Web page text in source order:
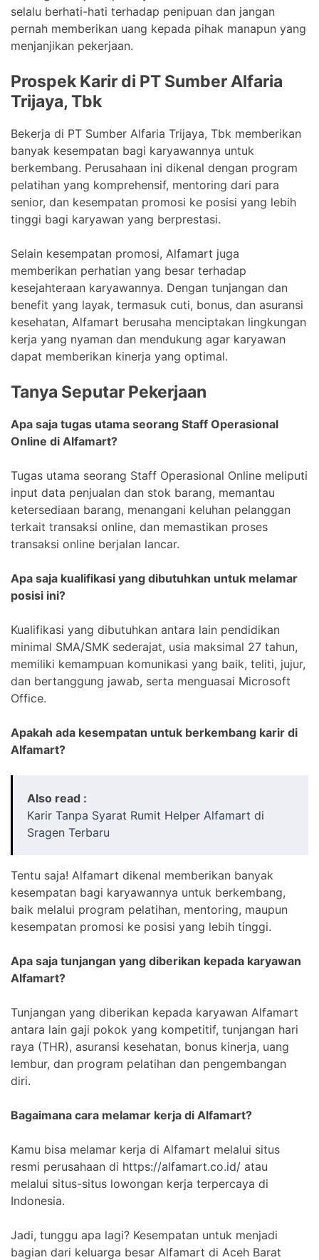
selalu berhati-hati terhadap penipuan dan jangan
pernah memberikan uang kepada pihak manapun yang
menjanjikan pekerjaan.
Prospek Karir di PT Sumber Alfaria
Trijaya, Tbk
Bekerja di PT Sumber Alfaria Trijaya, Tbk memberikan
banyak kesempatan bagi karyawannya untuk
berkembang. Perusahaan ini dikenal dengan program
pelatihan yang komprehensif, mentoring dari para
senior, dan kesempatan promosi ke posisi yang lebih
tinggi bagi karyawan yang berprestasi.
Selain kesempatan promosi, Alfamart juga
memberikan perhatian yang besar terhadap
kesejahteraan karyawannya. Dengan tunjangan dan
benefit yang layak, termasuk cuti, bonus, dan asuransi
kesehatan, Alfamart berusaha menciptakan lingkungan
kerja yang nyaman dan mendukung agar karyawan
dapat memberikan kinerja yang optimal.
Tanya Seputar Pekerjaan
Apa saja tugas utama seorang Staff Operasional
Online di Alfamart?
Tugas utama seorang Staff Operasional Online meliputi
input data penjualan dan stok barang, memantau
ketersediaan barang, menangani keluhan pelanggan
terkait transaksi online, dan memastikan proses
transaksi online berjalan lancar.
Apa saja kualifikasi yang dibutuhkan untuk melamar
posisi ini?
Kualifikasi yang dibutuhkan antara lain pendidikan
minimal SMA/SMK sederajat, usia maksimal 27 tahun,
memiliki kemampuan komunikasi yang baik, teliti, jujur,
dan bertanggung jawab, serta menguasai Microsoft
Office.
Apakah ada kesempatan untuk berkembang karir di
Alfamart?
Also read :
Karir Tanpa Syarat Rumit Helper Alfamart di
Sragen Terbaru
Tentu saja! Alfamart dikenal memberikan banyak
kesempatan bagi karyawannya untuk berkembang,
baik melalui program pelatihan, mentoring, maupun
kesempatan promosi ke posisi yang lebih tinggi.
Apa saja tunjangan yang diberikan kepada karyawan
Alfamart?
Tunjangan yang diberikan kepada karyawan Alfamart
antara lain gaji pokok yang kompetitif, tunjangan hari
raya (THR), asuransi kesehatan, bonus kinerja, uang
lembur, dan program pelatihan dan pengembangan
diri.
Bagaimana cara melamar kerja di Alfamart?
Kamu bisa melamar kerja di Alfamart melalui situs
resmi perusahaan di https://alfamart.co.id/ atau
melalui situs-situs lowongan kerja terpercaya di
Indonesia.
Jadi, tunggu apa lagi? Kesempatan untuk menjadi
bagian dari keluarga besar Alfamart di Aceh Barat